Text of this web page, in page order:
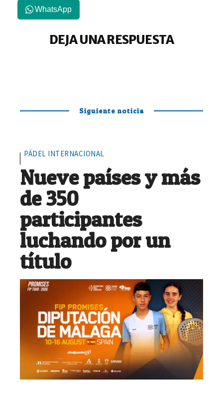
WhatsApp
DEJA UNA RESPUESTA
Siguiente noticia
PÁDEL INTERNACIONAL
Nueve países y más
de 350
participantes
luchando por un
título